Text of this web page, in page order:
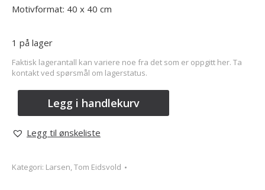
Motivformat: 40 x 40 cm
1 på lager
Faktisk lagerantall kan variere noe fra det som er oppgitt her. Ta
kontakt ved spørsmål om lagerstatus.
Legg i handlekurv
Legg til ønskeliste
Kategori: Larsen, Tom Eidsvold